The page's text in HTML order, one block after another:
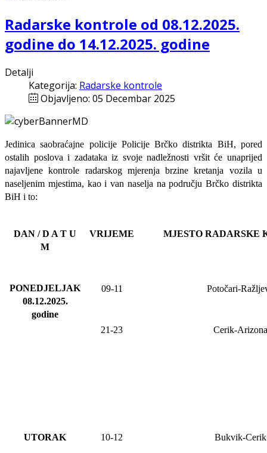
Radarske kontrole od 08.12.2025.
godine do 14.12.2025. godine
Detalji
Kategorija: Radarske kontrole
Objavljeno: 05 Decembar 2025
Jedinica saobraćajne policije Policije Brčko distrikta BiH, pored
ostalih poslova i zadataka iz svoje nadležnosti vršit će unaprijed
najavljene kontrole radarskog mjerenja brzine kretanja vozila u
naseljenim mjestima, kao i van naselja na području Brčko distrikta
BiH i to:
DAN / D A T U
M
VRIJEME MJESTO RADARSKE
PONEDJELJAK
08.12.2025.
godine
09-11 Potočari-
21-23 Cerik-Arizona
UTORAK 10-12 Bukvik-Cerik